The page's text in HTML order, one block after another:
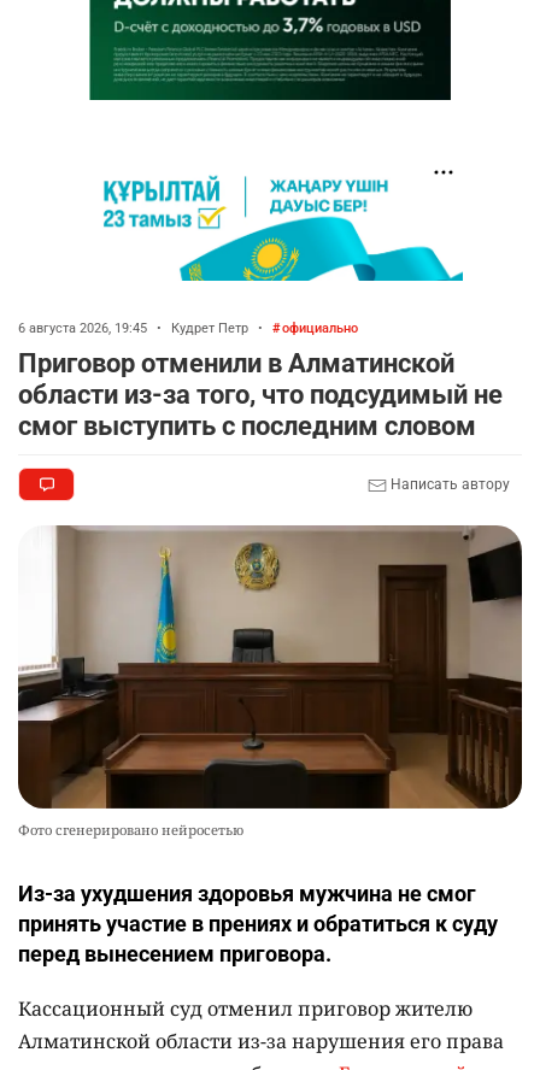
6 августа 2026, 19:45 • Кудрет Петр • официально
Приговор отменили в Алматинской
области из-за того, что подсудимый не
смог выступить с последним словом
Написать автору
Фото сгенерировано нейросетью
Из-за ухудшения здоровья мужчина не смог
принять участие в прениях и обратиться к суду
перед вынесением приговора.
Кассационный суд отменил приговор жителю
Алматинской области из-за нарушения его права